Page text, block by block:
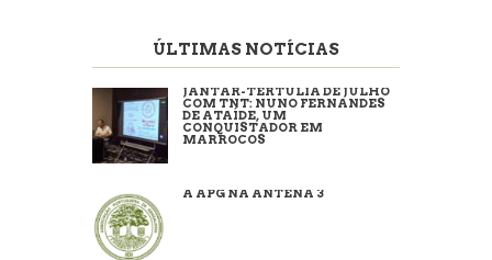
ÚLTIMAS NOTÍCIAS
JANTAR-TERTÚLIA DE JULHO
COM TNT: NUNO FERNANDES
DE ATAÍDE, UM
CONQUISTADOR EM
MARROCOS
A APG NA ANTENA 3